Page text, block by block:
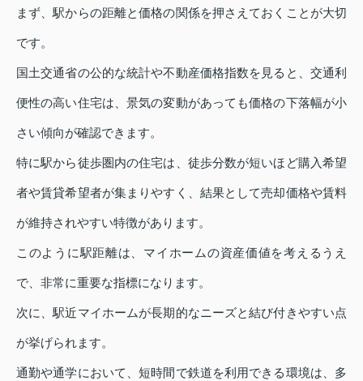
まず、駅からの距離と価格の関係を押さえておくことが大切
です。
国土交通省の公的な統計や不動産価格指数を見ると、交通利
便性の高い住宅は、景気の変動があっても価格の下落幅が小
さい傾向が確認できます。
特に駅から徒歩圏内の住宅は、徒歩分数が短いほど購入希望
者や賃貸希望者が集まりやすく、結果として売却価格や賃料
が維持されやすい特徴があります。
このように駅距離は、マイホームの資産価値を考えるうえ
で、非常に重要な指標になります。
次に、駅近マイホームが長期的なニーズと結び付きやすい点
が挙げられます。
通勤や通学において、短時間で鉄道を利用できる環境は、多